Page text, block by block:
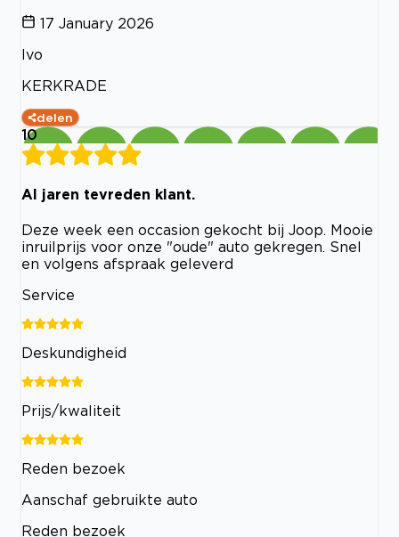
17 January 2026
Ivo
KERKRADE
delen
10
Al jaren tevreden klant.
Deze week een occasion gekocht bij Joop. Mooie
inruilprijs voor onze "oude" auto gekregen. Snel
en volgens afspraak geleverd
Service
Deskundigheid
Prijs/kwaliteit
Reden bezoek
Aanschaf gebruikte auto
Reden bezoek